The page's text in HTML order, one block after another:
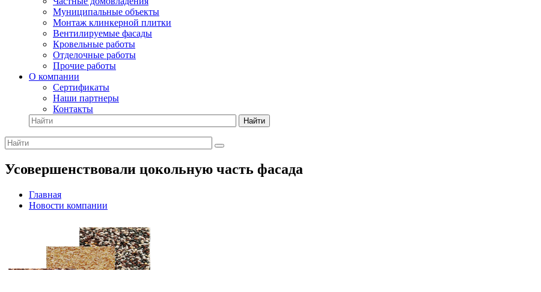
Муниципальные объекты
Монтаж клинкерной плитки
Вентилируемые фасады
Кровельные работы
Отделочные работы
Прочие работы
О компании
Сертификаты
Наши партнеры
Контакты
Найти
Усовершенствовали цокольную часть фасада
Главная
Новости компании